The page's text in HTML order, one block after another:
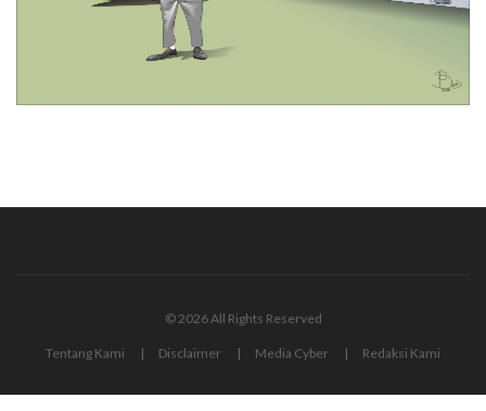
© 2026 All Rights Reserved
Tentang Kami Disclaimer Media Cyber Redaksi Kami